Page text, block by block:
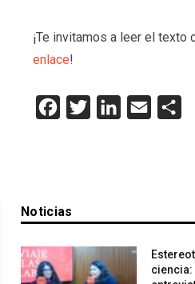
¡Te invitamos a leer el texto
enlace!
Facebook
Twitter LinkedInEmail
Noticias
ciencia: